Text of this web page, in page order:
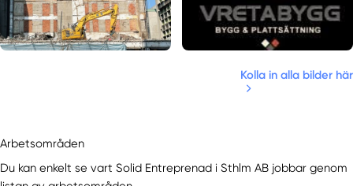
Kolla in alla bilder här
Arbetsområden
Du kan enkelt se vart Solid Entreprenad i Sthlm AB jobbar genom